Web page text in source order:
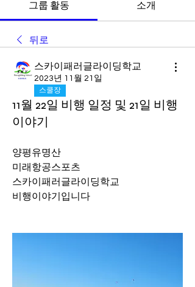
그룹 활동 소개
뒤로
스카이패러글라이딩학교
2023년 11월 21일
스쿨장
11월 22일 비행 일정 및 21일 비행
이야기
양평유명산
미래항공스포츠
스카이패러글라이딩학교
비행이야기입니다